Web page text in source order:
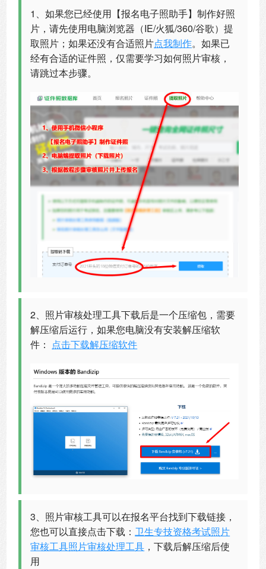
1、如果您已经使用【报名电子照助手】制作好照
片，请先使用电脑浏览器（IE/火狐/360/谷歌）提
取照片；如果还没有合适照片点我制作。如果已
经有合适的证件照，仅需要学习如何照片审核，
请跳过本步骤。
2、照片审核处理工具下载后是一个压缩包，需要
解压缩后运行，如果您电脑没有安装解压缩软
件： 点击下载解压缩软件
3、照片审核工具可以在报名平台找到下载链接，
您也可以直接点击下载：卫生专技资格考试照片
审核工具照片审核处理工具 ，下载后解压缩后使
用